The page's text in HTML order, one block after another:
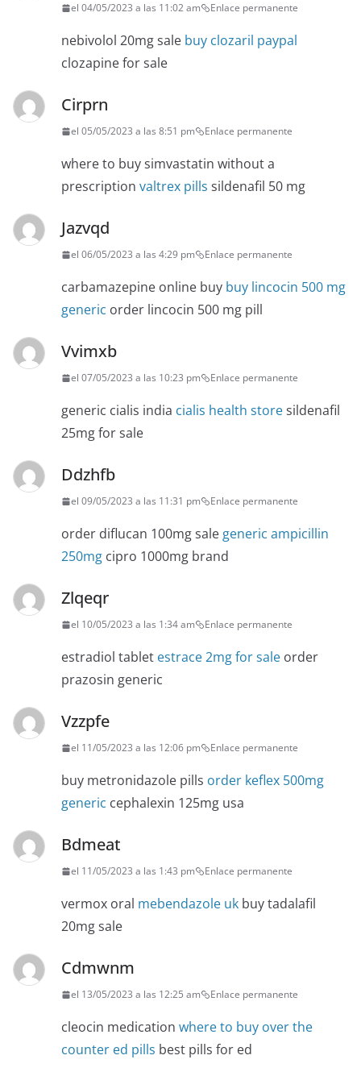
el 04/05/2023 a las 11:02 am Enlace permanente
nebivolol 20mg sale buy clozaril paypal
clozapine for sale
Cirprn
el 05/05/2023 a las 8:51 pm Enlace permanente
where to buy simvastatin without a
prescription valtrex pills sildenafil 50 mg
Jazvqd
el 06/05/2023 a las 4:29 pm Enlace permanente
carbamazepine online buy buy lincocin 500 mg
generic order lincocin 500 mg pill
Vvimxb
el 07/05/2023 a las 10:23 pm Enlace permanente
generic cialis india cialis health storesildenafil
25mg for sale
Ddzhfb
el 09/05/2023 a las 11:31 pm Enlace permanente
order diflucan 100mg sale generic ampicillin
250mg cipro 1000mg brand
Zlqeqr
el 10/05/2023 a las 1:34 am Enlace permanente
estradiol tablet estrace 2mg for sale order
prazosin generic
Vzzpfe
el 11/05/2023 a las 12:06 pm Enlace permanente
buy metronidazole pills order keflex 500mg
generic cephalexin 125mg usa
Bdmeat
el 11/05/2023 a las 1:43 pm Enlace permanente
vermox oral mebendazole uk buy tadalafil
20mg sale
Cdmwnm
el 13/05/2023 a las 12:25 am Enlace permanente
cleocin medication where to buy over the
counter ed pills best pills for ed